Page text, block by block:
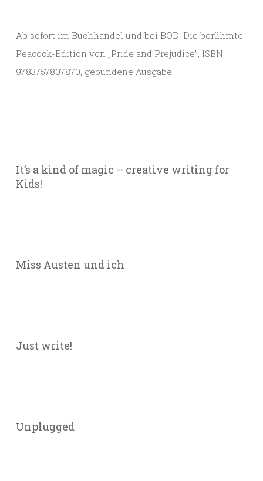
Ab sofort im Buchhandel und bei BOD: Die berühmte
Peacock-Edition von „Pride and Prejudice”, ISBN:
9783757807870, gebundene Ausgabe.
It’s a kind of magic – creative writing for
Kids!
Miss Austen und ich
Just write!
Unplugged